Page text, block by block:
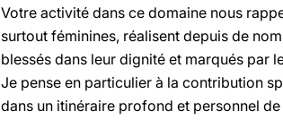
Votre activité dans ce domaine nous
surtout féminines, réalisent depuis de
blessés dans leur dignité et marqués par
Je pense en particulier à la contribution
dans un itinéraire profond et personnel